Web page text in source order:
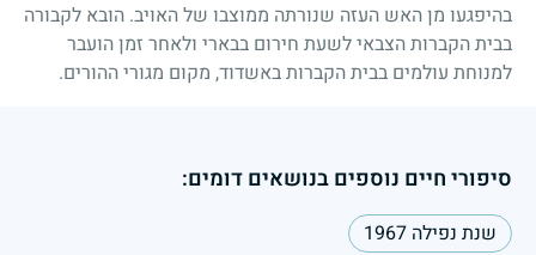
בהיפגעו מן האש העזה שנורתה ממוצבו של האויב. הובא לקבורה
בבית הקברות הצבאי לשעת חירום בבארי ולאחר זמן הועבר
למנוחת עולמים בבית הקברות באשדוד, מקום מגורי ההורים.
סיפורי חיים נוספים בנושאים דומים:
שנת נפילה 1967